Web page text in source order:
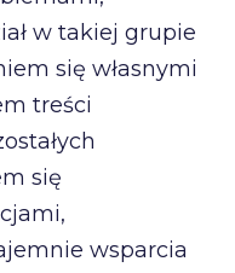
w takiej grupie
się własnymi
treści
się
wsparcia